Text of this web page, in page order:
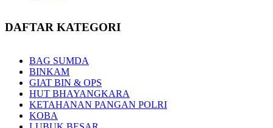
DAFTAR KATEGORI
BAG SUMDA
BINKAM
GIAT BIN & OPS
HUT BHAYANGKARA
KETAHANAN PANGAN POLRI
KOBA